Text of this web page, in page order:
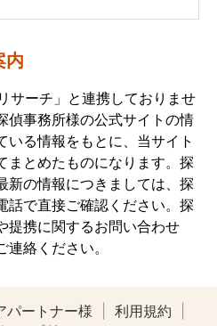
内
サーチ」と連携しておりませ
偵事務所様の公式サイトの情
いる情報をもとに、当サイト
まとめたものになります。探
新の情報につきましては、探
話で直接ご確認ください。探
提携に関するお問い合わせ
絡ください。
パートナー様 利用規約